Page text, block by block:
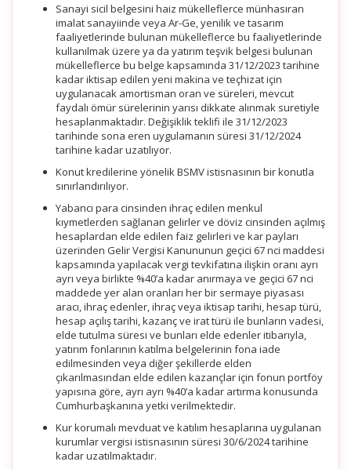
Sanayi sicil belgesini haiz mükelleflerce münhasıran
imalat sanayiinde veya Ar-Ge, yenilik ve tasarım
faaliyetlerinde bulunan mükelleflerce bu faaliyetlerinde
kullanılmak üzere ya da yatırım teşvik belgesi bulunan
mükelleflerce bu belge kapsamında 31/12/2023 tarihine
kadar iktisap edilen yeni makina ve teçhizat için
uygulanacak amortisman oran ve süreleri, mevcut
faydalı ömür sürelerinin yarısı dikkate alınmak suretiyle
hesaplanmaktadır. Değişiklik teklifi ile 31/12/2023
tarihinde sona eren uygulamanın süresi 31/12/2024
tarihine kadar uzatılıyor.
Konut kredilerine yönelik BSMV istisnasının bir konutla
sınırlandırılıyor.
Yabancı para cinsinden ihraç edilen menkul
kıymetlerden sağlanan gelirler ve döviz cinsinden açılmış
hesaplardan elde edilen faiz gelirleri ve kar payları
üzerinden Gelir Vergisi Kanununun geçici 67 nci maddesi
kapsamında yapılacak vergi tevkifatına ilişkin oranı ayrı
ayrı veya birlikte %40’a kadar anırmaya ve geçici 67 nci
maddede yer alan oranları her bir sermaye piyasası
aracı, ihraç edenler, ihraç veya iktisap tarihi, hesap türü,
hesap açılış tarihi, kazanç ve irat türü ile bunların vadesi,
elde tutulma süresi ve bunları elde edenler itibarıyla,
yatırım fonlarının katılma belgelerinin fona iade
edilmesinden veya diğer şekillerde elden
çıkarılmasından elde edilen kazançlar için fonun portföy
yapısına göre, ayrı ayrı %40’a kadar artırma konusunda
Cumhurbaşkanına yetki verilmektedir.
Kur korumalı mevduat ve katılım hesaplarına uygulanan
kurumlar vergisi istisnasının süresi 30/6/2024 tarihine
kadar uzatılmaktadır.